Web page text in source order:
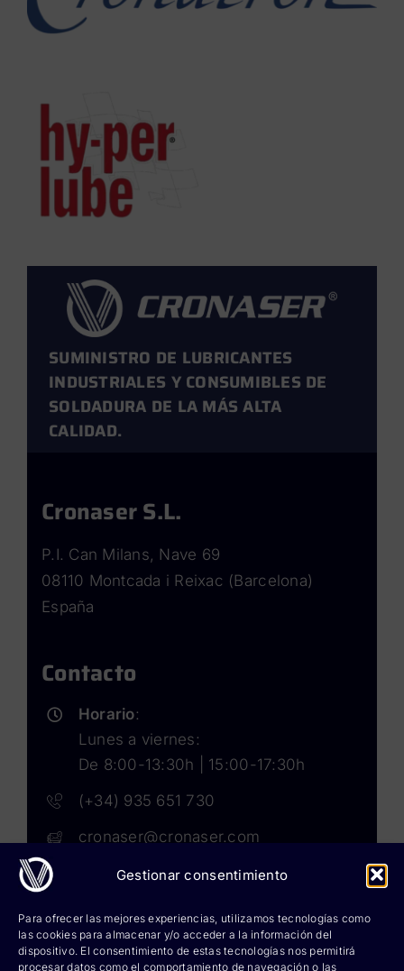
Gestionar consentimiento
Para ofrecer las mejores experiencias, utilizamos tecnologías como
las cookies para almacenar y/o acceder a la información del
dispositivo. El consentimiento de estas tecnologías nos permitirá
procesar datos como el comportamiento de navegación o las
SUMINISTRO DE LUBRICANTES
INDUSTRIALES Y CONSUMIBLES DE
SOLDADURA DE LA MÁS ALTA
CALIDAD.
Cronaser S.L.
P.I. Can Milans, Nave 69
08110 Montcada i Reixac (Barcelona)
España
Contacto
Horario:
Lunes a viernes:
De 8:00-13:30h | 15:00-17:30h
(+34) 935 651 730
cronaser@cronaser.com
Corium lubricants